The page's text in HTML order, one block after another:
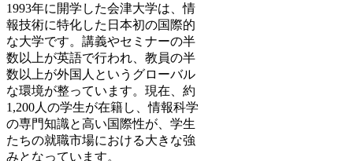
1993年に開学した会津大学は、情
報技術に特化した日本初の国際的
な大学です。講義やセミナーの半
数以上が英語で行われ、教員の半
数以上が外国人というグローバル
な環境が整っています。現在、約
1,200人の学生が在籍し、情報科学
の専門知識と高い国際性が、学生
たちの就職市場における大きな強
みとなっています。